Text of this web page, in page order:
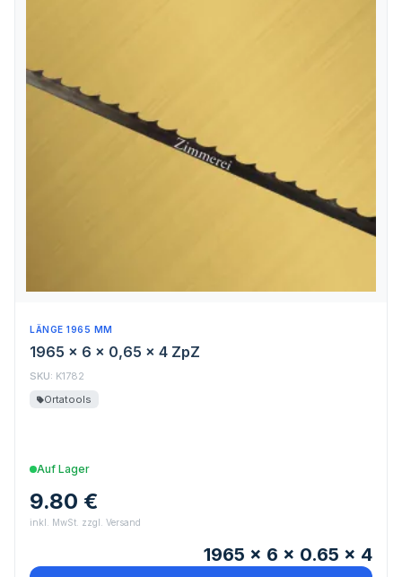
LÄNGE 1965 MM
1965 x 6 x 0,65 x 4 ZpZ
SKU: K1782
Ortatools
Auf Lager
9.80 €
inkl. MwSt. zzgl. Versand
1965 x 6 x 0.65 x 4